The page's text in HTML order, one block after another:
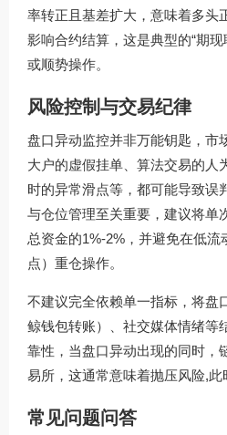
率转正且基差扩大，意味着多头
影响合约结算，这是典型的“期现
或顺势操作。
风险控制与交易纪律
盘口异动监控并非万能钥匙，市
大户的虚假挂单、算法交易的人
时的异常滑点等，都可能导致误
与仓位管理至关重要，建议将单
总资金的1%-2%，并避免在低
点）重仓操作。
不建议完全依赖单一指标，将盘
鲸钱包转账）、社交媒体情绪等
靠性，当盘口异动出现的同时，
易所，这通常意味着抛压风险,此
常见问题问答